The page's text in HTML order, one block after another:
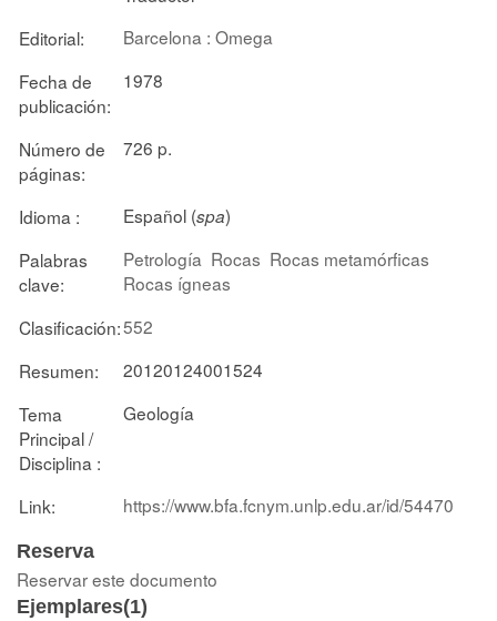
Editorial:
Barcelona : Omega
Fecha de
publicación:
1978
Número de
páginas:
726 p.
Idioma : Español (spa)
Palabras
clave:
Petrología Rocas Rocas metamórficas
Rocas ígneas
Clasificación:552
Resumen:
20120124001524
Tema
Principal /
Disciplina :
Geología
Link: https://www.bfa.fcnym.unlp.edu.ar/id/54470
Reserva
Reservar este documento
Ejemplares(1)